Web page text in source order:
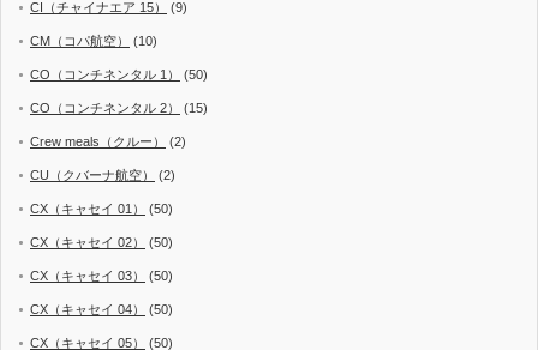
CI（チャイナエア 15） (9)
CM（コパ航空） (10)
CO（コンチネンタル 1） (50)
CO（コンチネンタル 2） (15)
Crew meals（クルー） (2)
CU（クバーナ航空） (2)
CX（キャセイ 01） (50)
CX（キャセイ 02） (50)
CX（キャセイ 03） (50)
CX（キャセイ 04） (50)
CX（キャセイ 05） (50)